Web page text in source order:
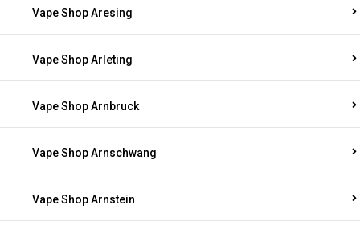
Vape Shop Aresing
Vape Shop Arleting
Vape Shop Arnbruck
Vape Shop Arnschwang
Vape Shop Arnstein